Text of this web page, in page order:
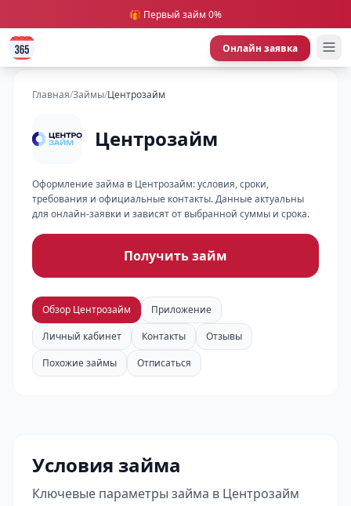
🎁 Первый займ 0%
Онлайн заявка
Главная/Займы/Центрозайм
Центрозайм
Оформление займа в Центрозайм: условия, сроки,
требования и официальные контакты. Данные актуальны
для онлайн-заявки и зависят от выбранной суммы и срока.
Получить займ
Обзор Центрозайм
Приложение
Личный кабинет
Контакты
Отзывы
Похожие займы
Отписаться
Условия займа
Ключевые параметры займа в Центрозайм